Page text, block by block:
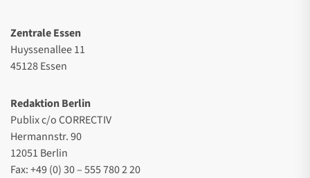
Zentrale Essen
Huyssenallee 11
45128 Essen
Redaktion Berlin
Publix c/o CORRECTIV
Hermannstr. 90
12051 Berlin
Fax: +49 (0) 30 – 555 780 2 20